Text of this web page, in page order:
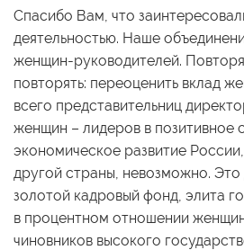
Спасибо Вам, что
деятельностью. Наше
женщин-руководителей.
повторять: переоценить вклад
всего представительниц
женщин – лидеров в позитивное
экономическое развитие
другой страны, невозможно. Это
золотой кадровый фонд, элита
в процентном отношении
чиновников высокого